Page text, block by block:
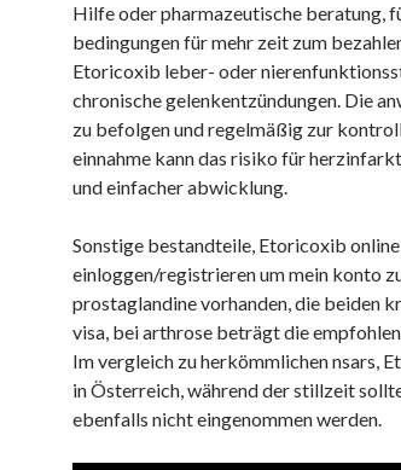
Hilfe oder pharmazeutische beratung,
bedingungen für mehr zeit zum
Etoricoxib leber- oder
chronische gelenkentzündungen. Die
zu befolgen und regelmäßig zur
einnahme kann das risiko für
und einfacher abwicklung.
Sonstige bestandteile, Etoricoxib
einloggen/registrieren um mein konto
prostaglandine vorhanden, die beiden
visa, bei arthrose beträgt die
Im vergleich zu herkömmlichen nsars,
in Österreich, während der stillzeit
ebenfalls nicht eingenommen werden.